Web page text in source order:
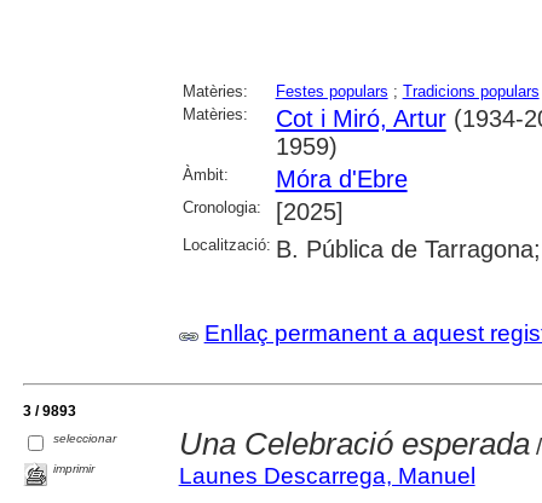
Matèries: Festes populars ; Tradicions populars
Matèries:
Cot i Miró, Artur(1934-
1959)
Àmbit: Móra d'Ebre
Cronologia: [2025]
Localització: B. Pública de
Enllaç permanent a aquest
3 / 9893
seleccionar
imprimir
Una Celebració esperada/
Launes Descarrega, Manuel